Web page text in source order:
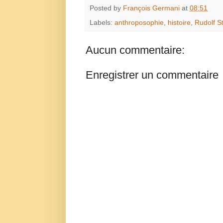
Posted by François Germani at 08:51
Labels: anthroposophie, histoire, Rudolf
Aucun commentaire:
Enregistrer un commentaire